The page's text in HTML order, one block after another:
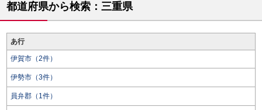
都道府県から検索：三重県
あ行
伊賀市（2件）
伊勢市（3件）
員弁郡（1件）